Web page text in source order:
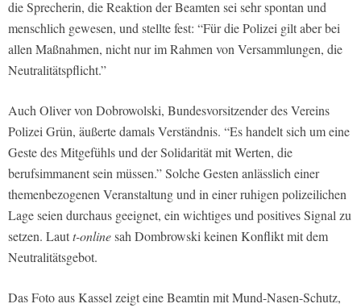
die Sprecherin, die Reaktion der Beamten sei sehr spontan und
menschlich gewesen, und stellte fest: “Für die Polizei gilt aber bei
allen Maßnahmen, nicht nur im Rahmen von Versammlungen, die
Neutralitätspflicht.”
Auch Oliver von Dobrowolski, Bundesvorsitzender des Vereins
Polizei Grün, äußerte damals Verständnis. “Es handelt sich um eine
Geste des Mitgefühls und der Solidarität mit Werten, die
berufsimmanent sein müssen.” Solche Gesten anlässlich einer
themenbezogenen Veranstaltung und in einer ruhigen polizeilichen
Lage seien durchaus geeignet, ein wichtiges und positives Signal zu
setzen. Lautt-onlinesah Dombrowski keinen Konflikt mit dem
Neutralitätsgebot.
Das Foto aus Kassel zeigt eine Beamtin mit Mund-Nasen-Schutz,